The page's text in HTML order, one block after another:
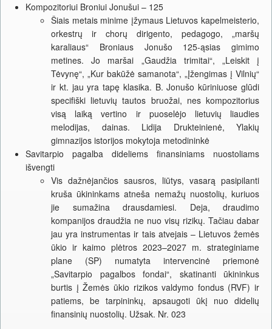
Kompozitoriui Broniui Jonušui – 125
Šiais metais minime įžymaus Lietuvos kapelmeisterio,
orkestrų ir chorų dirigento, pedagogo, „maršų
karaliaus“ Broniaus Jonušo 125-ąsias gimimo
metines. Jo maršai „Gaudžia trimitai“, „Leiskit į
Tėvynę“, „Kur bakūžė samanota“, „Įžengimas į Vilnių“
ir kt. jau yra tapę klasika. B. Jonušo kūriniuose glūdi
specifiški lietuvių tautos bruožai, nes kompozitorius
visą laiką vertino ir puoselėjo lietuvių liaudies
melodijas, dainas. Lidija Drukteinienė, Ylakių
gimnazijos istorijos mokytoja metodininkė
Savitarpio pagalba dideliems finansiniams nuostoliams
išvengti
Vis dažnėjančios sausros, liūtys, vasarą pasipilanti
kruša ūkininkams atneša nemažų nuostolių, kuriuos
jie sumažina drausdamiesi. Deja, draudimo
kompanijos draudžia ne nuo visų rizikų. Tačiau dabar
jau yra instrumentas ir tais atvejais – Lietuvos žemės
ūkio ir kaimo plėtros 2023–2027 m. strateginiame
plane (SP) numatyta intervencinė priemonė
„Savitarpio pagalbos fondai“, skatinanti ūkininkus
burtis į Žemės ūkio rizikos valdymo fondus (RVF) ir
patiems, be tarpininkų, apsaugoti ūkį nuo didelių
finansinių nuostolių. Užsak. Nr. 023